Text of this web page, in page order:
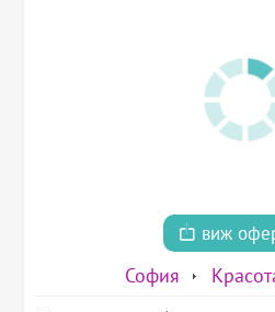
виж
София